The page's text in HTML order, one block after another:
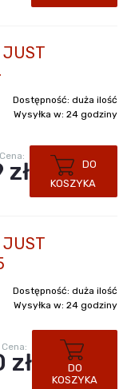
JUST
Dostępność: duża ilość
Wysyłka w: 24 godziny
Cena:
zł
DO
KOSZYKA
JUST
Dostępność: duża ilość
Wysyłka w: 24 godziny
Cena:
zł
DO
KOSZYKA